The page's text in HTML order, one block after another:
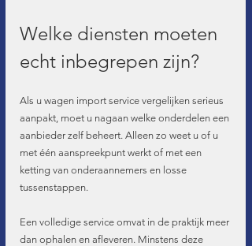
Welke diensten moeten
echt inbegrepen zijn?
Als u wagen import service vergelijken serieus
aanpakt, moet u nagaan welke onderdelen een
aanbieder zelf beheert. Alleen zo weet u of u
met één aanspreekpunt werkt of met een
ketting van onderaannemers en losse
tussenstappen.
Een volledige service omvat in de praktijk meer
dan ophalen en afleveren. Minstens deze